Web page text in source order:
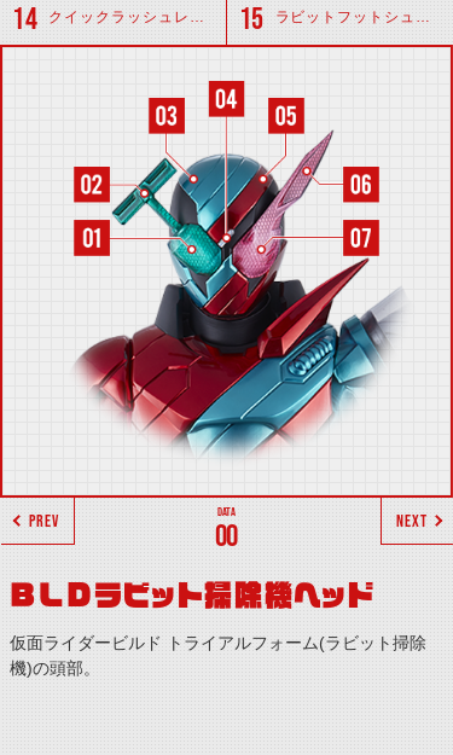
クイックラッシュレッグ ラビットフットシューズ
00
PREV NEXT
BLDラビット掃除機ヘッド
仮面ライダービルド トライアルフォーム(ラビット掃除
機)の頭部。